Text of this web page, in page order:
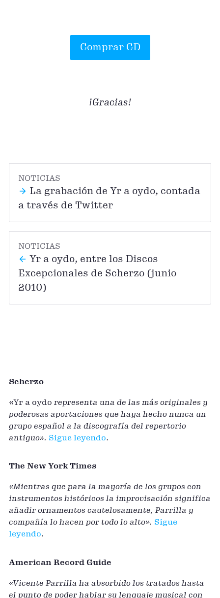
Comprar CD
¡Gracias!
NOTICIAS
La grabación de Yr a oydo, contada
a través de Twitter
NOTICIAS
Yr a oydo, entre los Discos
Excepcionales de Scherzo (junio
2010)
Scherzo
«Yr a oydo representa una de las más originales y
poderosas aportaciones que haya hecho nunca un
grupo español a la discografía del repertorio
antiguo». Sigue leyendo.
The New York Times
«Mientras que para la mayoría de los grupos con
instrumentos históricos la improvisación significa
añadir ornamentos cautelosamente, Parrilla y
compañía lo hacen por todo lo alto». Sigue
leyendo.
American Record Guide
«Vicente Parrilla ha absorbido los tratados hasta
el punto de poder hablar su lenguaje musical con